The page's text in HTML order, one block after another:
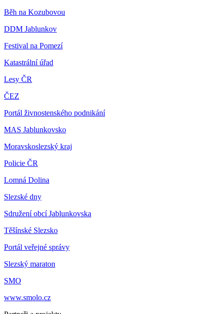
Běh na Kozubovou
DDM Jablunkov
Festival na Pomezí
Katastrální úřad
Lesy ČR
ČEZ
Portál živnostenského podnikání
MAS Jablunkovsko
Moravskoslezský kraj
Policie ČR
Lomná Dolina
Slezské dny
Sdružení obcí Jablunkovska
Těšínské Slezsko
Portál veřejné správy
Slezský maraton
SMO
www.smolo.cz